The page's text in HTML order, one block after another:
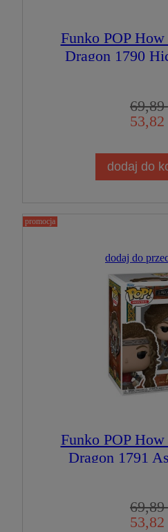
Funko POP
Dragon 1790
69,89
53,82
dodaj do
dodaj do
Funko POP
Dragon 1791
69,89
53,82
promocja